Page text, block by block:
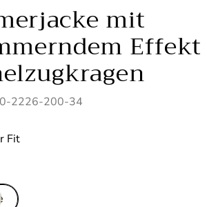
mit
2226-200-34
Fit